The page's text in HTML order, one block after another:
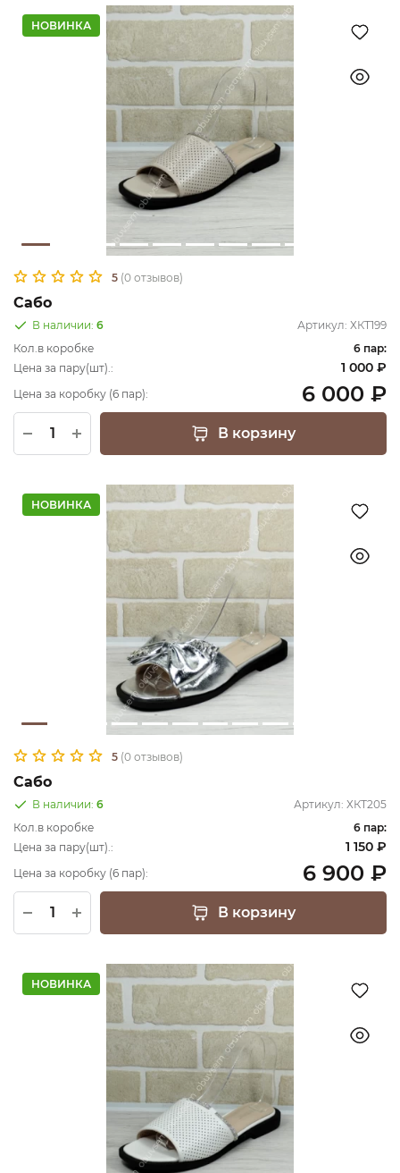
НОВИНКА
5 (0 отзывов)
Сабо
В наличии: 6 Артикул: ХКТ199
Кол.в коробке
6 пар:
Цена за пару(шт).:
1 000 ₽
Цена за коробку (6 пар): 6 000 ₽
В корзину
НОВИНКА
5 (0 отзывов)
Сабо
В наличии: 6 Артикул: ХКТ205
Кол.в коробке
6 пар:
Цена за пару(шт).:
1 150 ₽
Цена за коробку (6 пар): 6 900 ₽
В корзину
НОВИНКА